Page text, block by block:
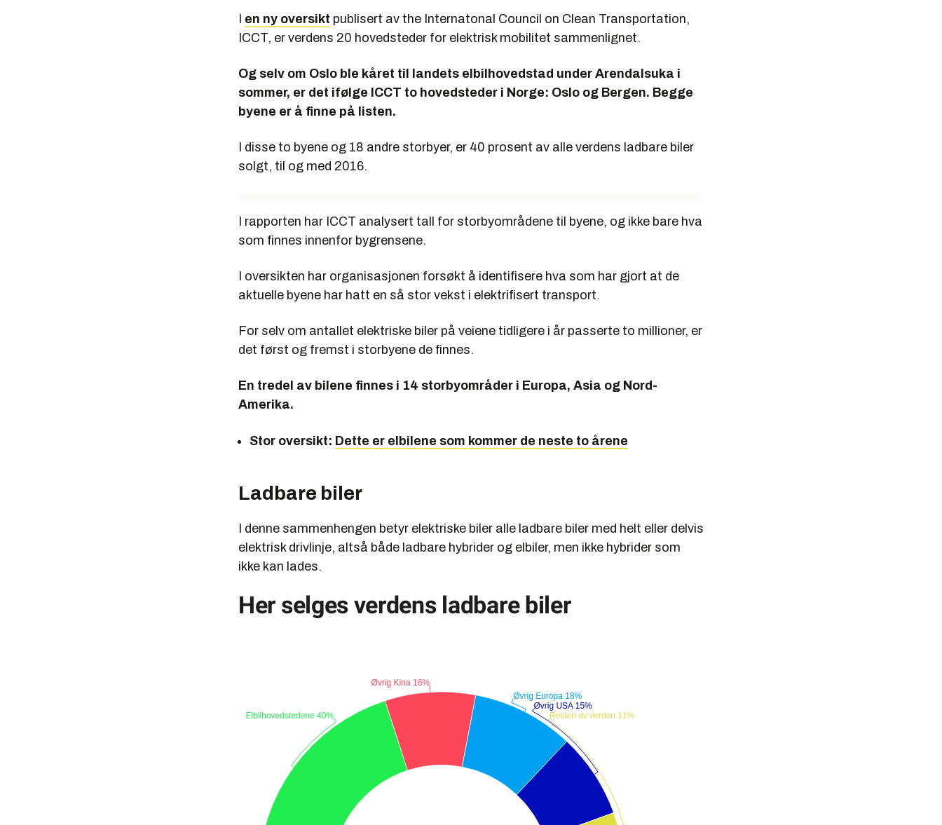
en ny oversikt publisert av the Internatonal Council on Clean Transportation,
ICCT, er verdens 20 hovedsteder for elektrisk mobilitet sammenlignet.
Og selv om Oslo ble kåret til landets elbilhovedstad under Arendalsuka i
sommer, er det ifølge ICCT to hovedsteder i Norge: Oslo og Bergen. Begge
byene er å finne på listen.
I disse to byene og 18 andre storbyer, er 40 prosent av alle verdens ladbare biler
solgt, til og med 2016.
I rapporten har ICCT analysert tall for storbyområdene til byene, og ikke bare hva
som finnes innenfor bygrensene.
I oversikten har organisasjonen forsøkt å identifisere hva som har gjort at de
aktuelle byene har hatt en så stor vekst i elektrifisert transport.
For selv om antallet elektriske biler på veiene tidligere i år passerte to millioner, er
det først og fremst i storbyene de finnes.
En tredel av bilene finnes i 14 storbyområder i Europa, Asia og Nord-
Amerika.
Stor oversikt: Dette er elbilene som kommer de neste to årene
Ladbare biler
I denne sammenhengen betyr elektriske biler alle ladbare biler med helt eller delvis
elektrisk drivlinje, altså både ladbare hybrider og elbiler, men ikke hybrider som
ikke kan lades.